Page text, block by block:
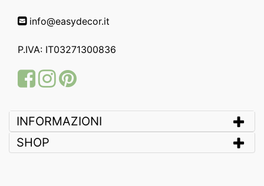
info@easydecor.it
P.IVA: IT03271300836
FacebookInstagram
Pinterest
INFORMAZIONI
SHOP